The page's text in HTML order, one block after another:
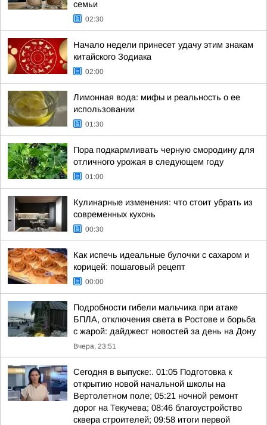
семьи
02:30
Начало недели принесет удачу этим знакам
китайского Зодиака
02:00
Лимонная вода: мифы и реальность о ее
использовании
01:30
Пора подкармливать черную смородину для
отличного урожая в следующем году
01:00
Кулинарные изменения: что стоит убрать из
современных кухонь
00:30
Как испечь идеальные булочки с сахаром и
корицей: пошаговый рецепт
00:00
Подробности гибели мальчика при атаке
БПЛА, отключения света в Ростове и борьба
с жарой: дайджест новостей за день на Дону
Вчера, 23:51
Сегодня в выпуске:. 01:05 Подготовка к
открытию новой начальной школы на
Вертолетном поле; 05:21 ночной ремонт
дорог на Текучева; 08:46 благоустройство
сквера строителей; 09:58 итоги первой